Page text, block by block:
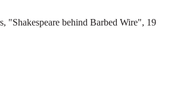
"Shakespeare behind Barbed Wire", 19